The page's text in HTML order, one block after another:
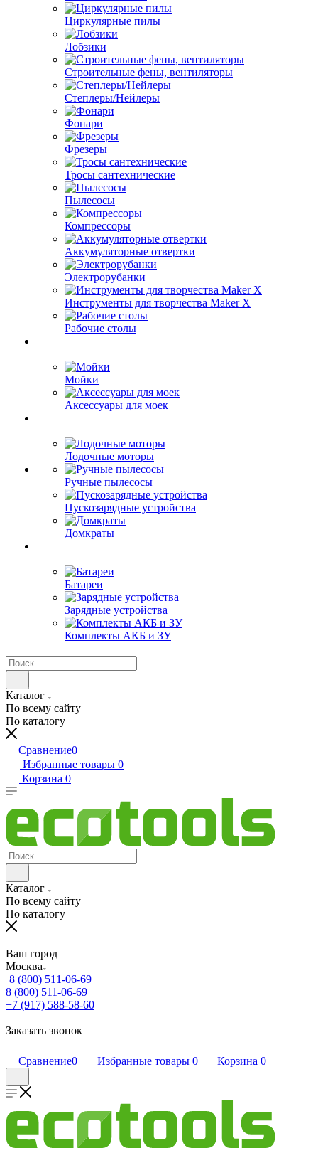
Циркулярные пилы
Лобзики
Строительные фены, вентиляторы
Степлеры/Нейлеры
Фонари
Фрезеры
Тросы сантехнические
Пылесосы
Компрессоры
Аккумуляторные отвертки
Электрорубанки
Инструменты для творчества Maker X
Рабочие столы
Мойки
Аксессуары для моек
Лодочные моторы
Ручные пылесосы
Пускозарядные устройства
Домкраты
Батареи
Зарядные устройства
Комплекты АКБ и ЗУ
Каталог
По всему сайту
По каталогу
Сравнение0
Избранные товары 0
Корзина 0
Каталог
По всему сайту
По каталогу
Ваш город
Москва
8 (800) 511-06-69
8 (800) 511-06-69
+7 (917) 588-58-60
Заказать звонок
Сравнение0 Избранные товары 0 Корзина 0